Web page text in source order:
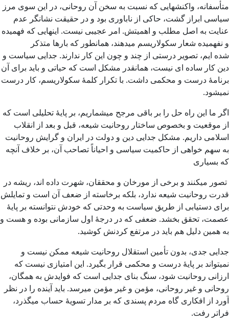
متأسفانه، واکنشهایی که نسبت به سخن آن روحانی، در این سوی مرز
سیاسی ابراز گشت، حاکی از ناباوری بود و در حقیقت نشانگر عدم
عنایت به اصل مطلب و اهمیتش. امر عجیبی نیست. اینهایی که فهمیده
و نفهمیده شعار سکولاریسم میدهند، همانطور که بارها متذکر
شده ایم، تصویر درستی از چند و چون این کار ندارند. جدایی سیاست و
دین کار ساده ای نیست، همانقدر مشکل است که حیاتی و باید برای آن
برنامۀ درست و محکمی داشت. با تکرار کلمۀ سکولاریسم، کار درست
نمیشود.
اگر ما این راه حل را بر باقی مرجح میشماریم، بر پایۀ تحلیلی است که
از موقعیت و بخصوص ساختار روحانیت شیعه، قبل و بعد از انقلاب
اسلامی داریم. مشکل جدایی دین و دولت در ایران و گرایش روحانیت
به سهم خواهی از حاکمیت سیاسی و احیاناً تصاحب آن، بر خلاف آنچه
که بسیاری
تصور میکنند و برخی از مورخان و محققان، شهرت داده اند، ریشه در
قدرت روحانیت شیعه ندارد، بلکه برخاسته از ضعف آن است و تمایلش
برای دستیابی از طریق سیاست به وحدتی که خودش نتوانسته بر پایۀ
عصمت، تحقق بخشد. ضعفی که در درجۀ اول سازمانی بوده و هست و
به همین دلیل هم باید در مرتفع کردنش کوشید.
جدایی جدی، بدون تأمین استقلال روحانیت شیعه ممکن نیست و
نمیتواند بر پایۀ درست و محکمی قرار بگیرد. این امتیازی نیست که
ارزانی روحانیت شود، سنگ بنای جدایی است که فوایدش به همگان،
روحانی و غیر روحانی، مؤمن و غیر مؤمن میرسد. باید آینده را در نظر
آورد از افکاری گاه مردم پسندی که بر مدار تسویۀ حساب میگذرد،
فراتر رفت.